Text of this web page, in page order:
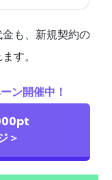
も、新規契約の
す。
開催中！
＞